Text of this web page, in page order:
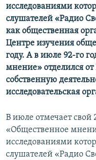
Все сайты РСЕ/РС
исследованиями
слушателей «Радио
как общественная
Центре изучения
году. А в июле 92-го
мнение» отделился
собственную
исследовательская
В июле отмечает
«Общественное
исследованиями
слушателей «Радио